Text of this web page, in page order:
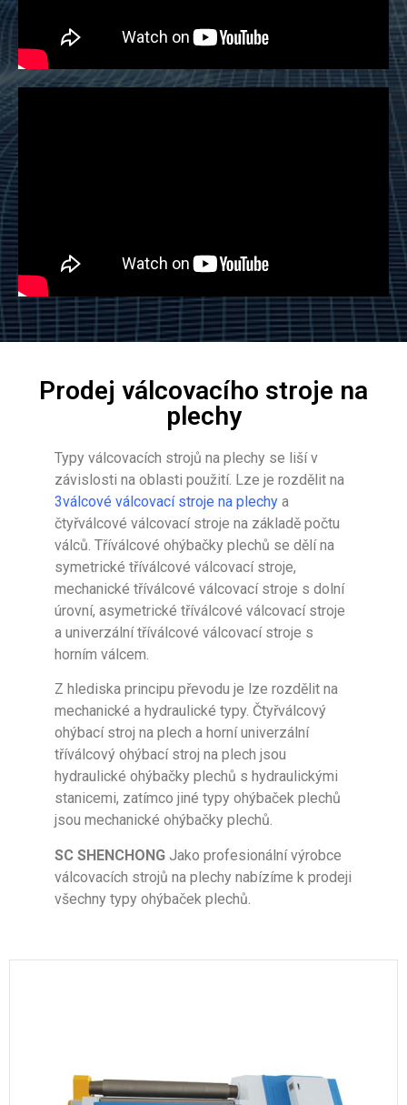
Prodej válcovacího stroje na
plechy
Typy válcovacích strojů na plechy se liší v
závislosti na oblasti použití. Lze je rozdělit na
3válcové válcovací stroje na plechy a
čtyřválcové válcovací stroje na základě počtu
válců. Tříválcové ohýbačky plechů se dělí na
symetrické tříválcové válcovací stroje,
mechanické tříválcové válcovací stroje s dolní
úrovní, asymetrické tříválcové válcovací stroje
a univerzální tříválcové válcovací stroje s
horním válcem.
Z hlediska principu převodu je lze rozdělit na
mechanické a hydraulické typy. Čtyřválcový
ohýbací stroj na plech a horní univerzální
tříválcový ohýbací stroj na plech jsou
hydraulické ohýbačky plechů s hydraulickými
stanicemi, zatímco jiné typy ohýbaček plechů
jsou mechanické ohýbačky plechů.
SC SHENCHONG Jako profesionální výrobce
válcovacích strojů na plechy nabízíme k prodeji
všechny typy ohýbaček plechů.